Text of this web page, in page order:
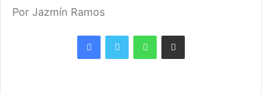
Por Jazmín Ramos
FacebookTwitter WhatsAppShare via Email